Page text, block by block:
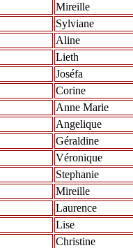
Mireille
Sylviane
Aline
Lieth
Joséfa
Corine
Anne Marie
Angelique
Géraldine
Véronique
Stephanie
Mireille
Laurence
Lise
Christine